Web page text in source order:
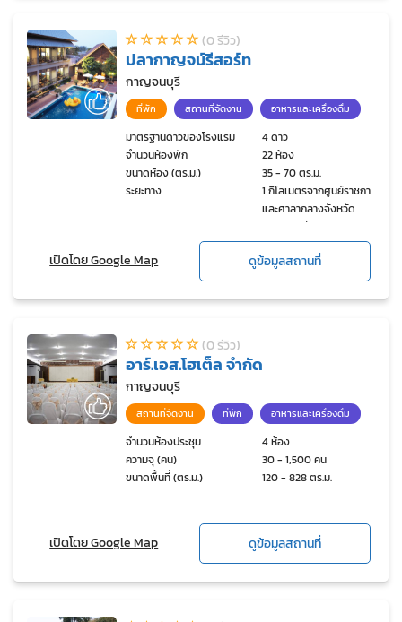
(0 รีวิว)
ปลากาญจน์รีสอร์ท
กาญจนบุรี
ที่พัก สถานที่จัดงาน อาหารและเครื่องดื่ม
มาตรฐานดาวของโรงแรม
4 ดาว
จำนวนห้องพัก
22 ห้อง
ขนาดห้อง (ตร.ม.)
35 - 70 ตร.ม.
ระยะทาง
1 กิโลเมตรจากศูนย์ราชการ
และศาลากลางจังหวัด
กาญจนบุรี
เปิดโดย Google Map ดูข้อมูลสถานที่
(0 รีวิว)
อาร์.เอส.โฮเต็ล จำกัด
กาญจนบุรี
สถานที่จัดงาน ที่พัก อาหารและเครื่องดื่ม
จำนวนห้องประชุม
4 ห้อง
ความจุ (คน)
30 - 1,500 คน
ขนาดพื้นที่ (ตร.ม.)
120 - 828 ตร.ม.
เปิดโดย Google Map ดูข้อมูลสถานที่